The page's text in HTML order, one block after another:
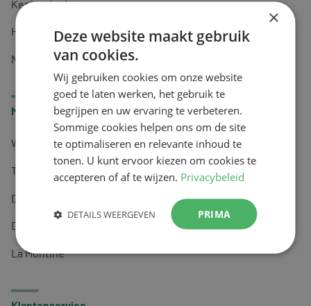
Keel en luchtwegen
Huidverzorging
Nachtrust
Merken
Wapiti
Tai-Ginseng
Dermagíq
Draisma
La Montine
×
Deze website maakt gebruik
van cookies.
Wij gebruiken cookies om onze website
goed te laten werken, het gebruik te
begrijpen en uw ervaring te verbeteren.
Sommige cookies helpen ons om de site
te optimaliseren en relevante inhoud te
tonen. U kunt ervoor kiezen om cookies te
accepteren of af te wijzen. Privacybeleid
PRIMA
DETAILS WEERGEVEN